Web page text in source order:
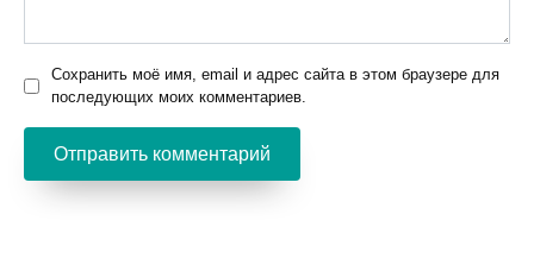
Сохранить моё имя, email и адрес сайта в этом браузере для
последующих моих комментариев.